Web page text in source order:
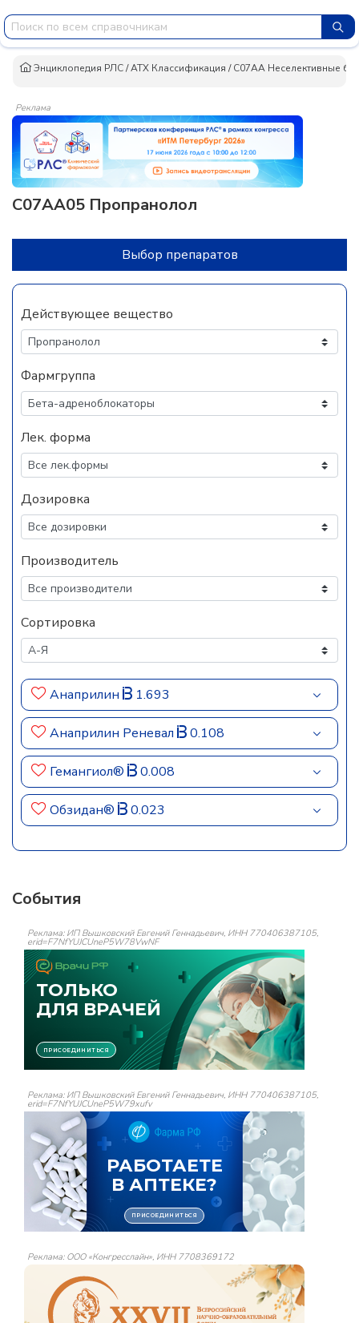
Энциклопедия РЛС/АТХ Классификация /C07AA Неселективные
Реклама
C07AA05 Пропранолол
Выбор препаратов
Действующее вещество
Фармгруппа
Лек. форма
Дозировка
Производитель
Сортировка
Анаприлин 1.693
Анаприлин Реневал 0.108
Гемангиол® 0.008
Обзидан® 0.023
События
Реклама: ИП Вышковский Евгений Геннадьевич, ИНН 770406387105,
erid=F7NfYUJCUneP5W78VwNF
Реклама: ИП Вышковский Евгений Геннадьевич, ИНН 770406387105,
erid=F7NfYUJCUneP5W79xufv
Реклама: ООО «Конгресслайн», ИНН 7708369172